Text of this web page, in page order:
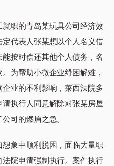
职的青岛某玩具公司经济效
代表人张某想以个人名义借
按时偿还其他个人债务，名
为帮助小微企业纾困解难，
业的不利影响，莱西法院多
执行人同意解除对张某房屋
司的燃眉之急。
象中顺利脱困，面临大量职
院申请强制执行。案件执行